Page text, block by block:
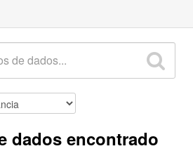
dados encontrado